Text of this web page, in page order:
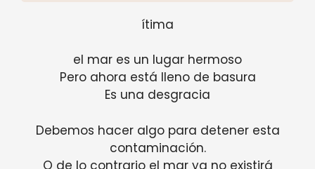
ítima
el mar es un lugar hermoso
Pero ahora está lleno de basura
Es una desgracia
Debemos hacer algo para detener esta
contaminación.
O de lo contrario el mar ya no existirá